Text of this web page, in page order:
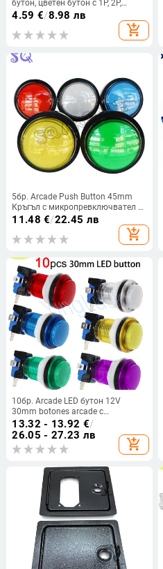
бутон, цветен бутон с 1P, 2P,
монета, старт, пауза, изход,
4.59 €/8.98 лв
add_shopping_cart
5бр. Arcade Push Button 45mm
Кръгъл с микропревключвател 5
цвята Копие SANWA за Multi
Arcade MAME Jamma Game
Machine
11.48 €/22.45 лв
add_shopping_cart
10бр. Arcade LED бутон 12V
30mm botones arcade с
микропревключвател за
резервни части на Arcade diy kit
Arcade бутон
13.32 - 13.92 €/
26.05 - 27.23 лв
add_shopping_cart